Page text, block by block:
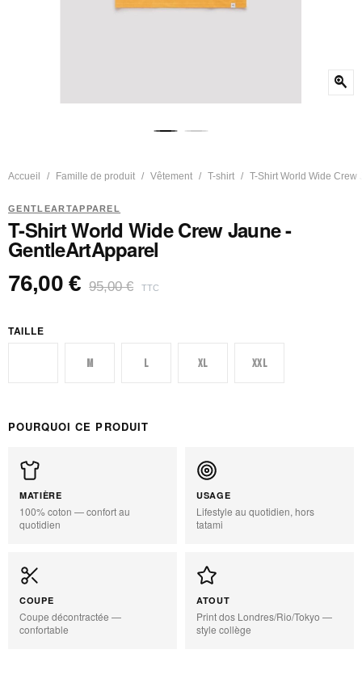
zoom_in
Accueil Famille de produit Vêtement T-shirt T-Shirt World Wide
GENTLEARTAPPAREL
T-Shirt World Wide Crew Jaune -
GentleArtApparel
76,00 € 95,00 € TTC
TAILLE
M L XL XXL
POURQUOI CE PRODUIT
MATIÈRE
100% coton — confort au
quotidien
USAGE
Lifestyle au quotidien, hors
tatami
COUPE
Coupe décontractée —
confortable
ATOUT
Print dos Londres/Rio/Tokyo —
style collège